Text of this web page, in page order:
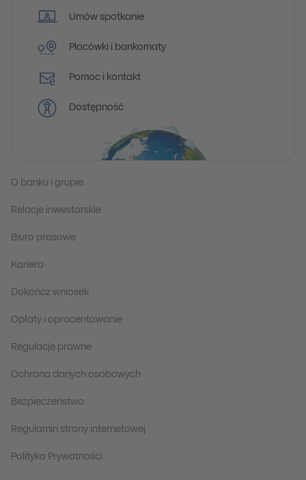
Umów spotkanie
Placówki i bankomaty
Pomoc i kontakt
Dostępność
O banku i grupie
Relacje inwestorskie
Biuro prasowe
Kariera
Dokończ wniosek
Opłaty i oprocentowanie
Regulacje prawne
Ochrona danych osobowych
Bezpieczeństwo
Regulamin strony internetowej
Polityka Prywatności